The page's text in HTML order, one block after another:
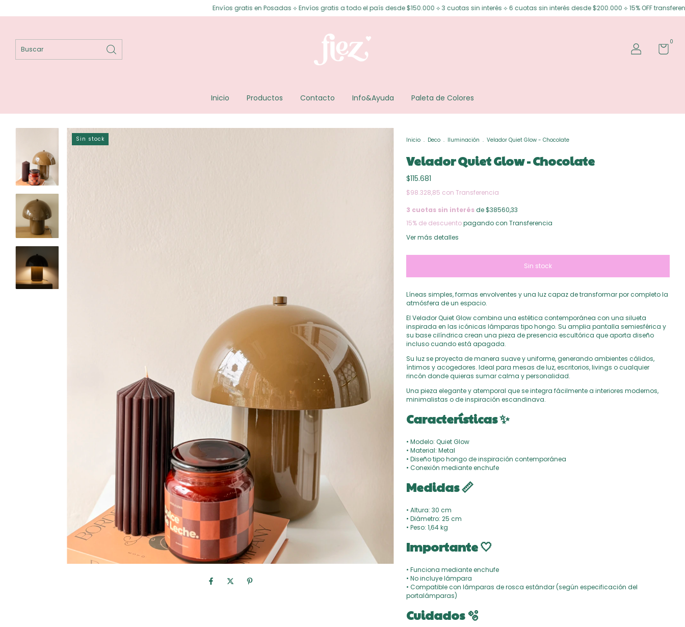
Envíos gratis en Posadas ⟡ Envíos gratis a todo el país desde $150.000 ⟡ 3 cuotas sin interés ⟡ 6 cuotas sin interés desde $200.000 ⟡ 15% OFF transferencia Envíos
0
Inicio Productos Contacto Info&Ayuda Paleta de Colores
Sin stock Inicio . Deco . Iluminación . Velador Quiet Glow - Chocolate
Velador Quiet Glow - Chocolate
$115.681
$98.328,85 con Transferencia
3 cuotas sin interésde $38560,33
15% de descuentopagando con Transferencia
Ver más detalles
Líneas simples, formas envolventes y una luz capaz de transformar por completo la
atmósfera de un espacio.
El Velador Quiet Glow combina una estética contemporánea con una silueta
inspirada en las icónicas lámparas tipo hongo. Su amplia pantalla semiesférica y
su base cilíndrica crean una pieza de presencia escultórica que aporta diseño
incluso cuando está apagada.
Su luz se proyecta de manera suave y uniforme, generando ambientes cálidos,
íntimos y acogedores. Ideal para mesas de luz, escritorios, livings o cualquier
rincón donde quieras sumar calma y personalidad.
Una pieza elegante y atemporal que se integra fácilmente a interiores modernos,
minimalistas o de inspiración escandinava.
Características ✨
• Modelo: Quiet Glow
• Material: Metal
• Diseño tipo hongo de inspiración contemporánea
• Conexión mediante enchufe
Medidas 📏
• Altura: 30 cm
• Diámetro: 25 cm
• Peso: 1,64 kg
Importante 🤍
• Funciona mediante enchufe
• No incluye lámpara
• Compatible con lámparas de rosca estándar (según especificación del
portalámparas)
Cuidados 🫧